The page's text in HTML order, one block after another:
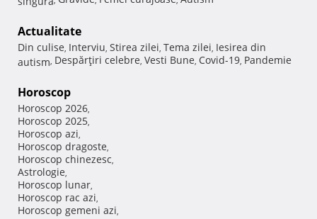
Actualitate
Din culise, Interviu, Stirea zilei, Tema zilei, Iesirea din
autism, Despărţiri celebre, Vesti Bune, Covid-19, Pandemie
Horoscop
Horoscop 2026,
Horoscop 2025,
Horoscop azi,
Horoscop dragoste,
Horoscop chinezesc,
Astrologie,
Horoscop lunar,
Horoscop rac azi,
Horoscop gemeni azi,